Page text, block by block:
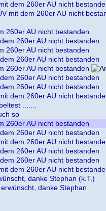
dem 260er AU nicht
mit dem 260er AU nicht
260er AU nicht bestanden
260er AU nicht bestanden
260er AU nicht bestanden
260er AU nicht bestanden
260er AU nicht bestanden
260er AU nicht bestanden
260er AU nicht bestanden
dem 260er AU nicht
.......
so
260er AU nicht bestanden
260er AU nicht bestanden
dem 260er AU nicht
260er AU nicht bestanden
260er AU nicht bestanden
dem 260er AU nicht
danke Stephan (k.T.)
danke Stephan